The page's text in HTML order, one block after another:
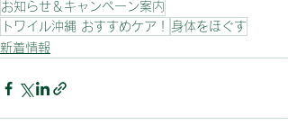
お知らせ＆キャンペーン案内
トワイル沖縄 おすすめケア！
身体をほぐす
新着情報